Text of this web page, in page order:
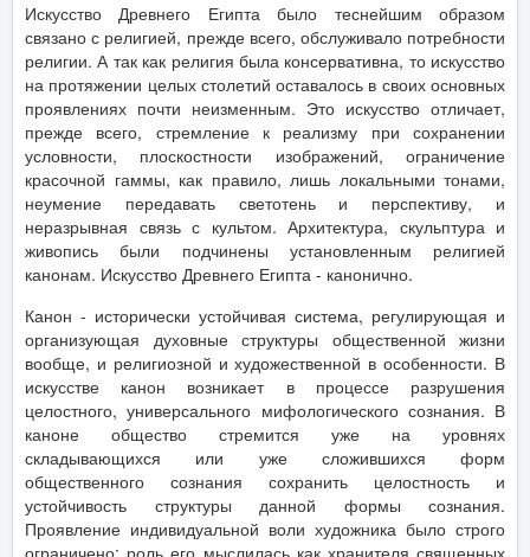
Искусство Древнего Египта было теснейшим образом
связано с религией, прежде всего, обслуживало потребности
религии. А так как религия была консервативна, то искусство
на протяжении целых столетий оставалось в своих основных
проявлениях почти неизменным. Это искусство отличает,
прежде всего, стремление к реализму при сохранении
условности, плоскостности изображений, ограничение
красочной гаммы, как правило, лишь локальными тонами,
неумение передавать светотень и перспективу, и
неразрывная связь с культом. Архитектура, скульптура и
живопись были подчинены установленным религией
канонам. Искусство Древнего Египта - канонично.
Канон - исторически устойчивая система, регулирующая и
организующая духовные структуры общественной жизни
вообще, и религиозной и художественной в особенности. В
искусстве канон возникает в процессе разрушения
целостного, универсального мифологического сознания. В
каноне общество стремится уже на уровнях
складывающихся или уже сложившихся форм
общественного сознания сохранить целостность и
устойчивость структуры данной формы сознания.
Проявление индивидуальной воли художника было строго
ограничено: роль его мыслилась как хранителя священных